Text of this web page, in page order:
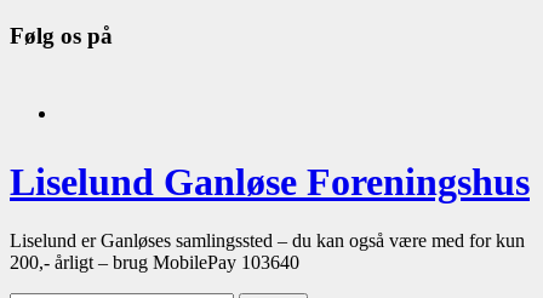
Følg os på
Liselund Ganløse Foreningshus
Liselund er Ganløses samlingssted – du kan også være med for kun
200,- årligt – brug MobilePay 103640